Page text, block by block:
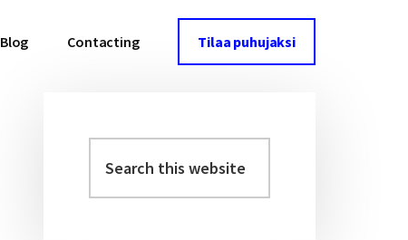
Blog Contacting Tilaa puhujaksi
Primary
Sidebar
this
website